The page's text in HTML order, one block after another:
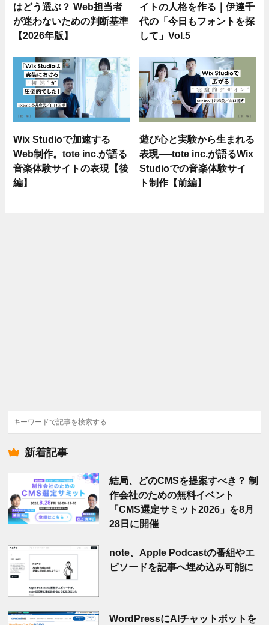
はどう選ぶ？ Web担当者
が迷わないための判断基準
【2026年版】
イトの人格を作る｜伊達千
代の「今日もフォントを探
して」Vol.5
Wix Studioで加速する
Web制作。tote inc.が語る
音楽体験サイトの表現【後
編】
遊び心と実験から生まれる
表現──tote inc.が語るWix
Studioでの音楽体験サイ
ト制作【前編】
検
索
新着記事
結局、どのCMSを提案すべき？ 制
作会社のための無料イベント
「CMS選定サミット2026」を8月
28日に開催
note、Apple Podcastの番組やエ
ピソードを記事へ埋め込み可能に
WordPressにAIチャットボットを